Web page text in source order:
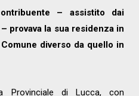
– assistito dai
provava la sua residenza in
diverso da quello in
Provinciale di Lucca, con